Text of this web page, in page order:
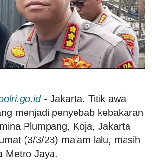
- Jakarta. Titik awal
menjadi penyebab kebakaran
Plumpang, Koja, Jakarta
(3/3/23) malam lalu, masih
Metro Jaya.